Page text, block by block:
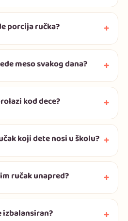
porcija ručka?
meso svakog dana?
kod dece?
koji dete nosi u školu?
ručak unapred?
izbalansiran?